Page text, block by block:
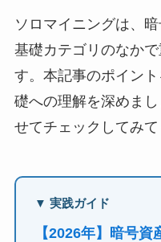
ソロマイニングは、
基礎カテゴリのなか
す。本記事のポイン
礎への理解を深めま
せてチェックしてみて
▼ 実践ガイド
【2026年】暗号